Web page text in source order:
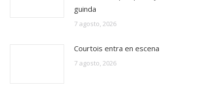
guinda
7 agosto, 2026
Courtois entra en escena
7 agosto, 2026